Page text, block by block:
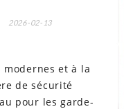
2026-02-13
modernes et à la
de sécurité
pour les garde-